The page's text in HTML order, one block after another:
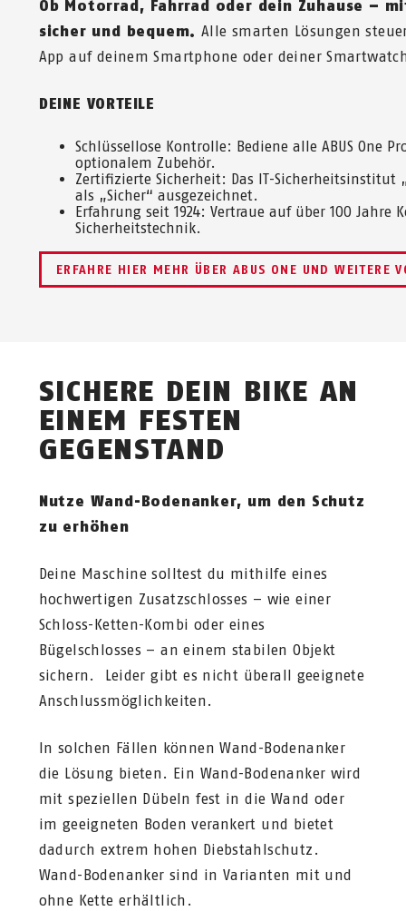
Ob Motorrad, Fahrrad oder dein Zuhause –
sicher und bequem. Alle smarten Lösungen
App auf deinem Smartphone oder deiner
DEINE VORTEILE
Schlüssellose Kontrolle: Bediene alle ABUS One
optionalem Zubehör.
Zertifizierte Sicherheit: Das IT-Sicherheitsinstitut
als „Sicher“ ausgezeichnet.
Erfahrung seit 1924: Vertraue auf über 100 Jahre
Sicherheitstechnik.
ERFAHRE HIER MEHR ÜBER ABUS ONE UND WEITERE
SICHERE DEIN BIKE AN
EINEM FESTEN
GEGENSTAND
Nutze Wand-Bodenanker, um den Schutz
zu erhöhen
Deine Maschine solltest du mithilfe eines
hochwertigen Zusatzschlosses – wie einer
Schloss-Ketten-Kombi oder eines
Bügelschlosses – an einem stabilen Objekt
sichern. Leider gibt es nicht überall geeignete
Anschlussmöglichkeiten.
In solchen Fällen können Wand-Bodenanker
die Lösung bieten. Ein Wand-Bodenanker wird
mit speziellen Dübeln fest in die Wand oder
im geeigneten Boden verankert und bietet
dadurch extrem hohen Diebstahlschutz.
Wand-Bodenanker sind in Varianten mit und
ohne Kette erhältlich.